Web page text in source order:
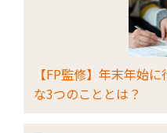
【FP監修】年末年始
な3つのこととは？